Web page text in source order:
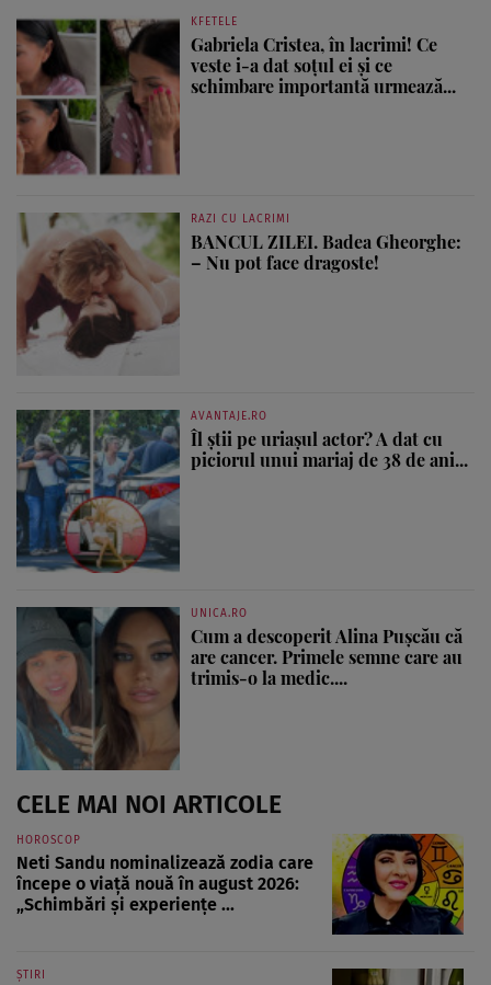
KFETELE
Gabriela Cristea, în lacrimi! Ce
veste i-a dat soțul ei și ce
schimbare importantă urmează...
RAZI CU LACRIMI
BANCUL ZILEI. Badea Gheorghe:
– Nu pot face dragoste!
AVANTAJE.RO
Îl știi pe uriașul actor? A dat cu
piciorul unui mariaj de 38 de ani...
UNICA.RO
Cum a descoperit Alina Pușcău că
are cancer. Primele semne care au
trimis-o la medic....
CELE MAI NOI ARTICOLE
HOROSCOP
Neti Sandu nominalizează zodia care
începe o viață nouă în august 2026:
„Schimbări și experiențe ...
ȘTIRI